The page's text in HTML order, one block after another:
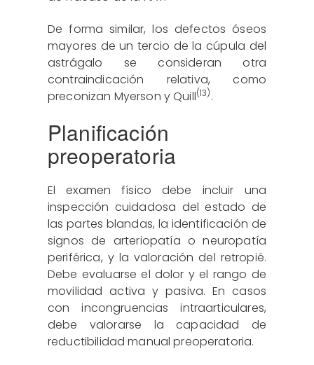
De forma similar, los defectos óseos
mayores de un tercio de la cúpula del
astrágalo se consideran otra
contraindicación relativa, como
preconizan Myerson y Quill(13).
Planificación
preoperatoria
El examen físico debe incluir una
inspección cuidadosa del estado de
las partes blandas, la identificación de
signos de arteriopatía o neuropatía
periférica, y la valoración del retropié.
Debe evaluarse el dolor y el rango de
movilidad activa y pasiva. En casos
con incongruencias intraarticulares,
debe valorarse la capacidad de
reductibilidad manual preoperatoria.